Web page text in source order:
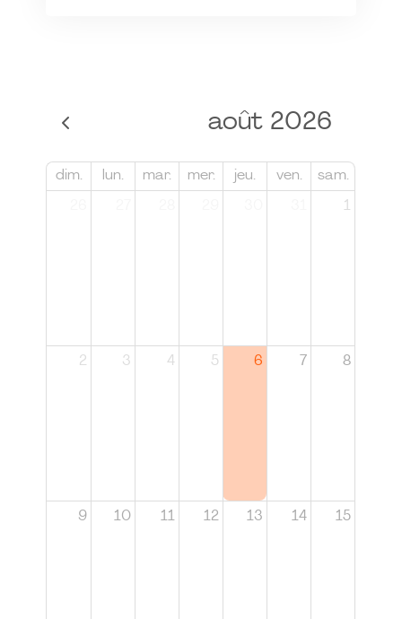
août 2026
dim. lun. mar. mer. jeu. ven. sam.
1
2 3 4 5 6 7 8
9 10 11 12 13 14 15